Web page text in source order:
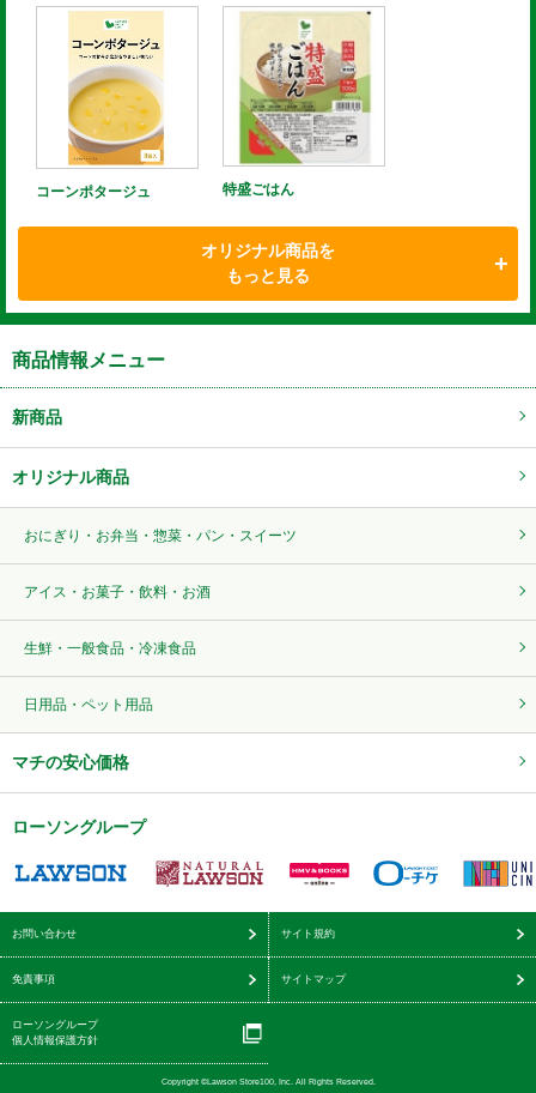
コーンポタージュ 特盛ごはん
オリジナル商品を
もっと見る
商品情報メニュー
新商品
オリジナル商品
おにぎり・お弁当・惣菜・パン・スイーツ
アイス・お菓子・飲料・お酒
生鮮・一般食品・冷凍食品
日用品・ペット用品
マチの安心価格
ローソングループ
お問い合わせ サイト規約
免責事項 サイトマップ
ローソングループ
個人情報保護方針
Copyright ©Lawson Store100, Inc. All Rights Reserved.